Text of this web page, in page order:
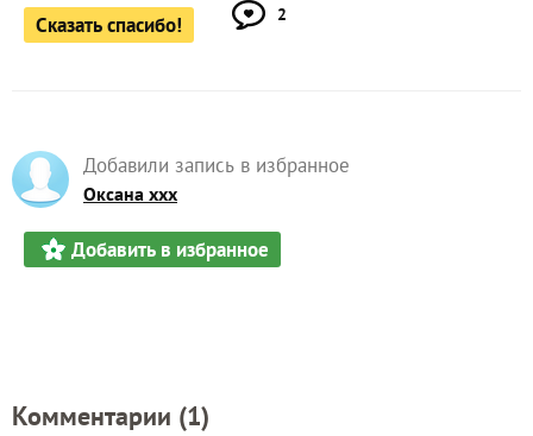
Сказать спасибо! 2
Добавили запись в избранное
Оксана ххх
Добавить в избранное
Комментарии (1)